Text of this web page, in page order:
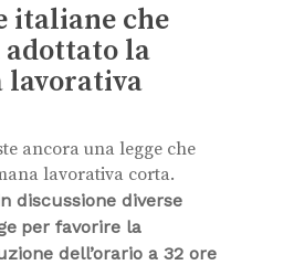
italiane che
adottato la
lavorativa
ancora una legge che
lavorativa corta.
discussione diverse
per favorire la
dell’orario a 32 ore